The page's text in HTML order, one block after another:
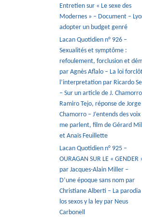
Entretien sur « Le sexe des
Modernes » – Document –
adopter un budget genré
Lacan Quotidien n° 926 –
Sexualités et symptôme :
refoulement, forclusion et
par Agnès Aflalo – La loi
l’interpretation par Ricardo
– Sur un article de J.
Ramiro Tejo, réponse de Jorge
Chamorro – J’entends des
me parlent, film de Gérard
et Anaïs Feuillette
Lacan Quotidien n° 925 –
OURAGAN SUR LE « GENDER
par Jacques-Alain Miller –
D’une époque sans nom par
Christiane Alberti – La
los sexos y la ley par Neus
Carbonell